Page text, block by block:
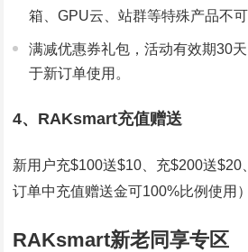
箱、GPU云、站群等特殊产品不可
满减优惠券礼包，活动有效期30
于新订单使用。
4、RAKsmart充值赠送
新用户充$100送$10、充$200送$20
订单中充值赠送金可100%比例使用）
RAKsmart新老同享专区